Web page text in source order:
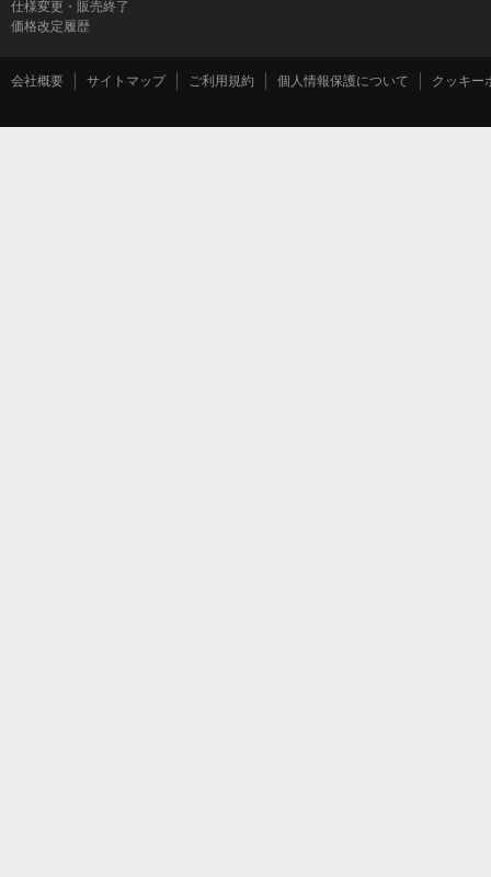
仕様変更・販売終了
価格改定履歴
会社概要 サイトマップ ご利用規約 個人情報保護について クッキー